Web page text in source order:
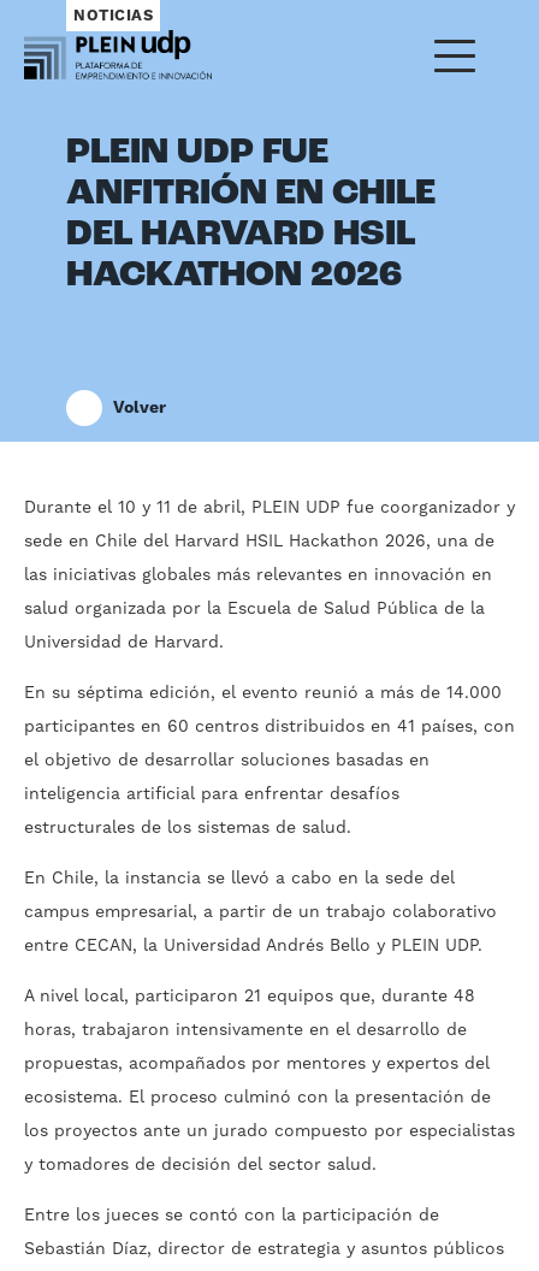
NOTICIAS
PLEIN UDP FUE
ANFITRIÓN EN CHILE
DEL HARVARD HSIL
HACKATHON 2026
Volver
Durante el 10 y 11 de abril, PLEIN UDP fue coorganizador y
sede en Chile del Harvard HSIL Hackathon 2026, una de
las iniciativas globales más relevantes en innovación en
salud organizada por la Escuela de Salud Pública de la
Universidad de Harvard.
En su séptima edición, el evento reunió a más de 14.000
participantes en 60 centros distribuidos en 41 países, con
el objetivo de desarrollar soluciones basadas en
inteligencia artificial para enfrentar desafíos
estructurales de los sistemas de salud.
En Chile, la instancia se llevó a cabo en la sede del
campus empresarial, a partir de un trabajo colaborativo
entre CECAN, la Universidad Andrés Bello y PLEIN UDP.
A nivel local, participaron 21 equipos que, durante 48
horas, trabajaron intensivamente en el desarrollo de
propuestas, acompañados por mentores y expertos del
ecosistema. El proceso culminó con la presentación de
los proyectos ante un jurado compuesto por especialistas
y tomadores de decisión del sector salud.
Entre los jueces se contó con la participación de
Sebastián Díaz, director de estrategia y asuntos públicos